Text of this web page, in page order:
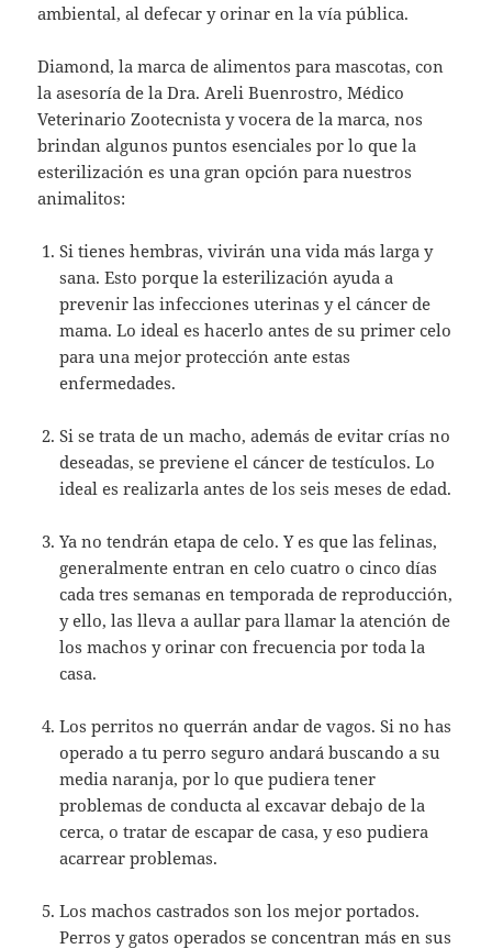
ambiental, al defecar y orinar en la vía pública.
Diamond, la marca de alimentos para mascotas, con
la asesoría de la Dra. Areli Buenrostro, Médico
Veterinario Zootecnista y vocera de la marca, nos
brindan algunos puntos esenciales por lo que la
esterilización es una gran opción para nuestros
animalitos:
Si tienes hembras, vivirán una vida más larga y
sana. Esto porque la esterilización ayuda a
prevenir las infecciones uterinas y el cáncer de
mama. Lo ideal es hacerlo antes de su primer celo
para una mejor protección ante estas
enfermedades.
Si se trata de un macho, además de evitar crías no
deseadas, se previene el cáncer de testículos. Lo
ideal es realizarla antes de los seis meses de edad.
Ya no tendrán etapa de celo. Y es que las felinas,
generalmente entran en celo cuatro o cinco días
cada tres semanas en temporada de reproducción,
y ello, las lleva a aullar para llamar la atención de
los machos y orinar con frecuencia por toda la
casa.
Los perritos no querrán andar de vagos. Si no has
operado a tu perro seguro andará buscando a su
media naranja, por lo que pudiera tener
problemas de conducta al excavar debajo de la
cerca, o tratar de escapar de casa, y eso pudiera
acarrear problemas.
Los machos castrados son los mejor portados.
Perros y gatos operados se concentran más en sus